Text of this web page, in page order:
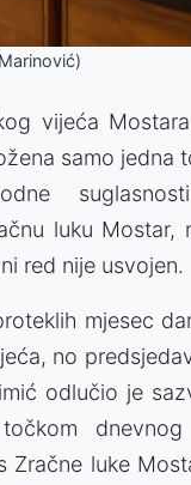
vijeća
samo jedna
luku Mostar,
red nije usvojen.
mjesec
no
odlučio je
Zračne luke